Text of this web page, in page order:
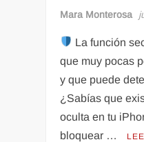
Mara Monterosa
La función
que muy pocas
y que puede
¿Sabías que
oculta en tu
bloquear …